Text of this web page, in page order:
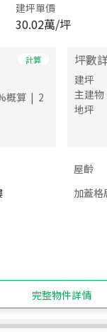
建坪單價
30.02萬/坪
計算
概算 | 2
坪數
建坪
主建物
地坪
屋齡
加蓋格
完整物件詳情